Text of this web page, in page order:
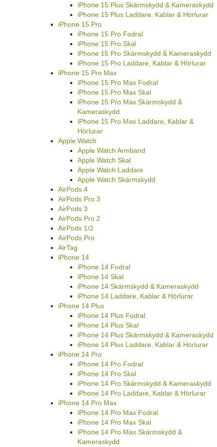
iPhone 15 Plus Skärmskydd & Kameraskydd
iPhone 15 Plus Laddare, Kablar & Hörlurar
iPhone 15 Pro
iPhone 15 Pro Fodral
iPhone 15 Pro Skal
iPhone 15 Pro Skärmskydd & Kameraskydd
iPhone 15 Pro Laddare, Kablar & Hörlurar
iPhone 15 Pro Max
iPhone 15 Pro Max Fodral
iPhone 15 Pro Max Skal
iPhone 15 Pro Max Skärmskydd &
Kameraskydd
iPhone 15 Pro Max Laddare, Kablar &
Hörlurar
Apple Watch
Apple Watch Armband
Apple Watch Skal
Apple Watch Laddare
Apple Watch Skärmskydd
AirPods 4
AirPods Pro 3
AirPods 3
AirPods Pro 2
AirPods 1/2
AirPods Pro
AirTag
iPhone 14
iPhone 14 Fodral
iPhone 14 Skal
iPhone 14 Skärmskydd & Kameraskydd
iPhone 14 Laddare, Kablar & Hörlurar
iPhone 14 Plus
iPhone 14 Plus Fodral
iPhone 14 Plus Skal
iPhone 14 Plus Skärmskydd & Kameraskydd
iPhone 14 Plus Laddare, Kablar & Hörlurar
iPhone 14 Pro
iPhone 14 Pro Fodral
iPhone 14 Pro Skal
iPhone 14 Pro Skärmskydd & Kameraskydd
iPhone 14 Pro Laddare, Kablar & Hörlurar
iPhone 14 Pro Max
iPhone 14 Pro Max Fodral
iPhone 14 Pro Max Skal
iPhone 14 Pro Max Skärmskydd &
Kameraskydd